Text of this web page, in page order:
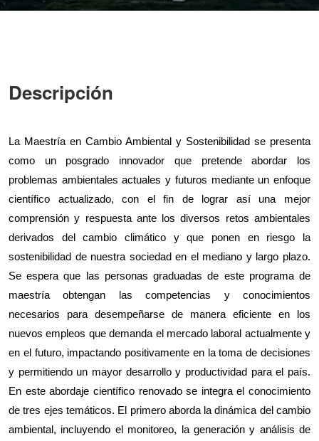
Descripción
La Maestría en Cambio Ambiental y Sostenibilidad se presenta
como un posgrado innovador que pretende abordar los
problemas ambientales actuales y futuros mediante un enfoque
científico actualizado, con el fin de lograr así una mejor
comprensión y respuesta ante los diversos retos ambientales
derivados del cambio climático y que ponen en riesgo la
sostenibilidad de nuestra sociedad en el mediano y largo plazo.
Se espera que las personas graduadas de este programa de
maestría obtengan las competencias y conocimientos
necesarios para desempeñarse de manera eficiente en los
nuevos empleos que demanda el mercado laboral actualmente y
en el futuro, impactando positivamente en la toma de decisiones
y permitiendo un mayor desarrollo y productividad para el país.
En este abordaje científico renovado se integra el conocimiento
de tres ejes temáticos. El primero aborda la dinámica del cambio
ambiental, incluyendo el monitoreo, la generación y análisis de